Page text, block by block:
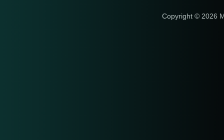
Copyright © 2026